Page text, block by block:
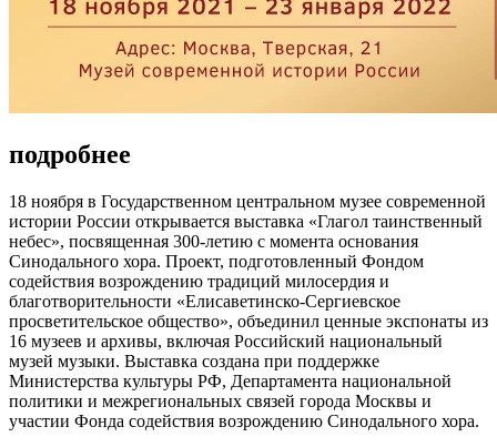
подробнее
18 ноября в Государственном центральном музее современной
истории России открывается выставка «Глагол таинственный
небес», посвященная 300-летию с момента основания
Синодального хора. Проект, подготовленный Фондом
содействия возрождению традиций милосердия и
благотворительности «Елисаветинско-Сергиевское
просветительское общество», объединил ценные экспонаты из
16 музеев и архивы, включая Российский национальный
музей музыки. Выставка создана при поддержке
Министерства культуры РФ, Департамента национальной
политики и межрегиональных связей города Москвы и
участии Фонда содействия возрождению Синодального хора.